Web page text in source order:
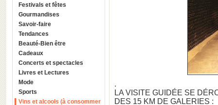
Festivals et fêtes
Gourmandises
Savoir-faire
Tendances
Beauté-Bien être
Cadeaux
Concerts et spectacles
Livres et Lectures
Mode
Sports
Vins et alcools (à consommer
.
LA VISITE GUIDÉE SE
DES 15 KM DE GALERIES :